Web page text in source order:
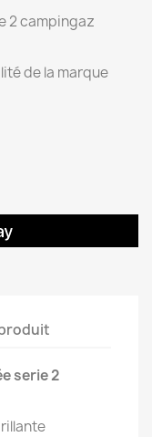
2 campingaz
de la marque
serie 2